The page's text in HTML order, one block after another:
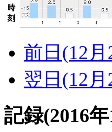
時
刻
前日(12月
翌日(12月
記録(2016